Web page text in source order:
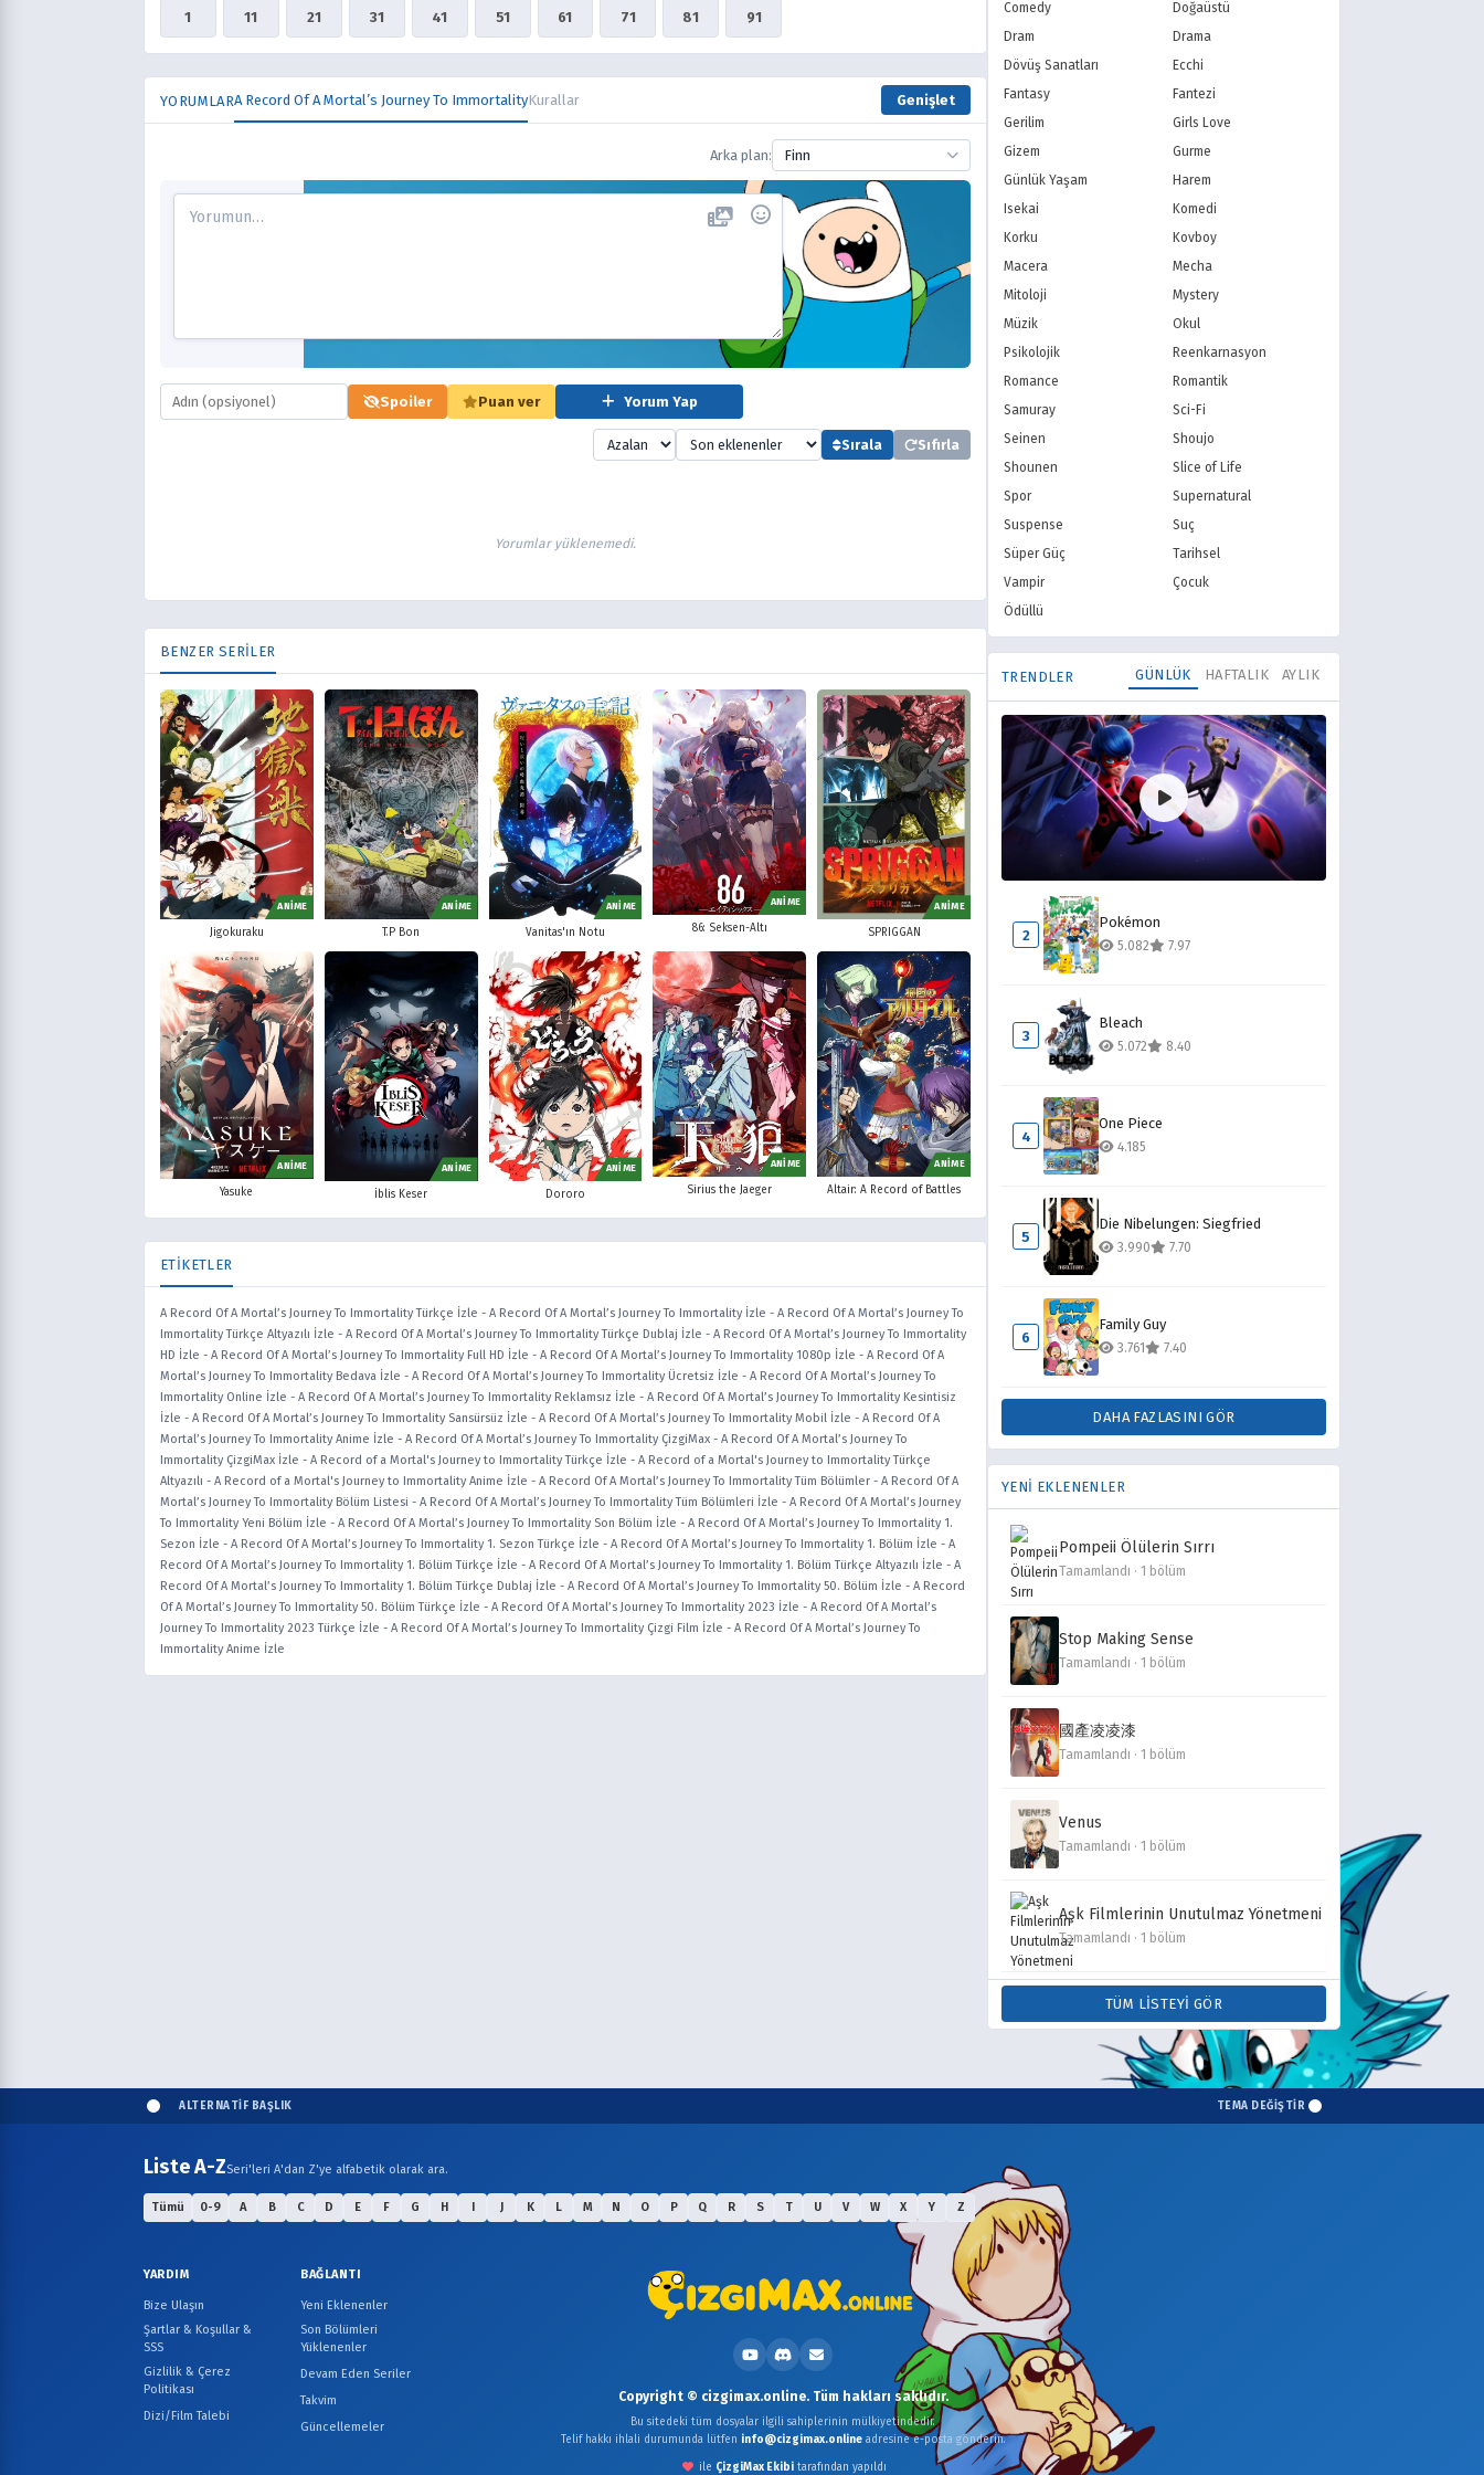
1 11 21 31 41 51 61 71 81 91
YORUMLARA Record Of A Mortal’s Journey To ImmortalityKurallar Genişlet
Arka plan: Finn
Spoiler Puan ver Yorum Yap
Sırala Sıfırla
Yorumlar yüklenemedi.
BENZER SERİLER
ANİME
Jigokuraku
ANİME
T.P Bon
ANİME
Vanitas'ın Notu
ANİME
86: Seksen-Altı
ANİME
SPRIGGAN
ANİME
Yasuke
ANİME
İblis Keser
ANİME
Dororo
ANİME
Sirius the Jaeger
ANİME
Altair: A Record of Battles
ETİKETLER
A Record Of A Mortal’s Journey To Immortality Türkçe İzle - A Record Of A Mortal’s Journey To Immortality İzle - A Record Of A Mortal’s Journey To
Immortality Türkçe Altyazılı İzle - A Record Of A Mortal’s Journey To Immortality Türkçe Dublaj İzle - A Record Of A Mortal’s Journey To Immortality
HD İzle - A Record Of A Mortal’s Journey To Immortality Full HD İzle - A Record Of A Mortal’s Journey To Immortality 1080p İzle - A Record Of A
Mortal’s Journey To Immortality Bedava İzle - A Record Of A Mortal’s Journey To Immortality Ücretsiz İzle - A Record Of A Mortal’s Journey To
Immortality Online İzle - A Record Of A Mortal’s Journey To Immortality Reklamsız İzle - A Record Of A Mortal’s Journey To Immortality Kesintisiz
İzle - A Record Of A Mortal’s Journey To Immortality Sansürsüz İzle - A Record Of A Mortal’s Journey To Immortality Mobil İzle - A Record Of A
Mortal’s Journey To Immortality Anime İzle - A Record Of A Mortal’s Journey To Immortality ÇizgiMax - A Record Of A Mortal’s Journey To
Immortality ÇizgiMax İzle - A Record of a Mortal's Journey to Immortality Türkçe İzle - A Record of a Mortal's Journey to Immortality Türkçe
Altyazılı - A Record of a Mortal's Journey to Immortality Anime İzle - A Record Of A Mortal’s Journey To Immortality Tüm Bölümler - A Record Of A
Mortal’s Journey To Immortality Bölüm Listesi - A Record Of A Mortal’s Journey To Immortality Tüm Bölümleri İzle - A Record Of A Mortal’s Journey
To Immortality Yeni Bölüm İzle - A Record Of A Mortal’s Journey To Immortality Son Bölüm İzle - A Record Of A Mortal’s Journey To Immortality 1.
Sezon İzle - A Record Of A Mortal’s Journey To Immortality 1. Sezon Türkçe İzle - A Record Of A Mortal’s Journey To Immortality 1. Bölüm İzle - A
Record Of A Mortal’s Journey To Immortality 1. Bölüm Türkçe İzle - A Record Of A Mortal’s Journey To Immortality 1. Bölüm Türkçe Altyazılı İzle - A
Record Of A Mortal’s Journey To Immortality 1. Bölüm Türkçe Dublaj İzle - A Record Of A Mortal’s Journey To Immortality 50. Bölüm İzle - A Record
Of A Mortal’s Journey To Immortality 50. Bölüm Türkçe İzle - A Record Of A Mortal’s Journey To Immortality 2023 İzle - A Record Of A Mortal’s
Journey To Immortality 2023 Türkçe İzle - A Record Of A Mortal’s Journey To Immortality Çizgi Film İzle - A Record Of A Mortal’s Journey To
Immortality Anime İzle
PBS Kids
FOX Türkiye
Comedy
Doğaüstü
Dram
Drama
Dövüş Sanatları
Ecchi
Fantasy
Fantezi
Gerilim
Girls Love
Gizem
Gurme
Günlük Yaşam
Harem
Isekai
Komedi
Korku
Kovboy
Macera
Mecha
Mitoloji
Mystery
Müzik
Okul
Psikolojik
Reenkarnasyon
Romance
Romantik
Samuray
Sci-Fi
Seinen
Shoujo
Shounen
Slice of Life
Spor
Supernatural
Suspense
Suç
Süper Güç
Tarihsel
Vampir
Çocuk
Ödüllü
TRENDLER GÜNLÜK HAFTALIK AYLIK
1
Mucize Uğur Böceği ile Kara Kedi
13.505 8.10
2
Pokémon
5.082 7.97
3
Bleach
5.072 8.40
4
One Piece
4.185
5
Die Nibelungen: Siegfried
3.990 7.70
6
Family Guy
3.761 7.40
DAHA FAZLASINI GÖR
YENİ EKLENENLER
Pompeii Ölülerin Sırrı
Tamamlandı · 1 bölüm
Stop Making Sense
Tamamlandı · 1 bölüm
國產凌凌漆
Tamamlandı · 1 bölüm
Venus
Tamamlandı · 1 bölüm
Aşk Filmlerinin Unutulmaz Yönetmeni
Tamamlandı · 1 bölüm
TÜM LISTEYI GÖR
ALTERNATİF BAŞLIK TEMA DEĞİŞTİR
Liste A-ZSeri'leri A'dan Z'ye alfabetik olarak ara.
Tümü 0-9 A B C D E F G H I J K L M N O P Q R S T U V W X Y Z
YARDIM
Bize Ulaşın
Şartlar & Koşullar &
SSS
Gizlilik & Çerez
Politikası
Dizi/Film Talebi
BAĞLANTI
Yeni Eklenenler
Son Bölümleri
Yüklenenler
Devam Eden Seriler
Takvim
Güncellemeler
Copyright © cizgimax.online. Tüm hakları saklıdır.
Bu sitedeki tüm dosyalar ilgili sahiplerinin mülkiyetindedir.
Telif hakkı ihlali durumunda lütfen info@cizgimax.onlineadresine e-posta gönderin.
ile ÇizgiMax Ekibitarafından yapıldı